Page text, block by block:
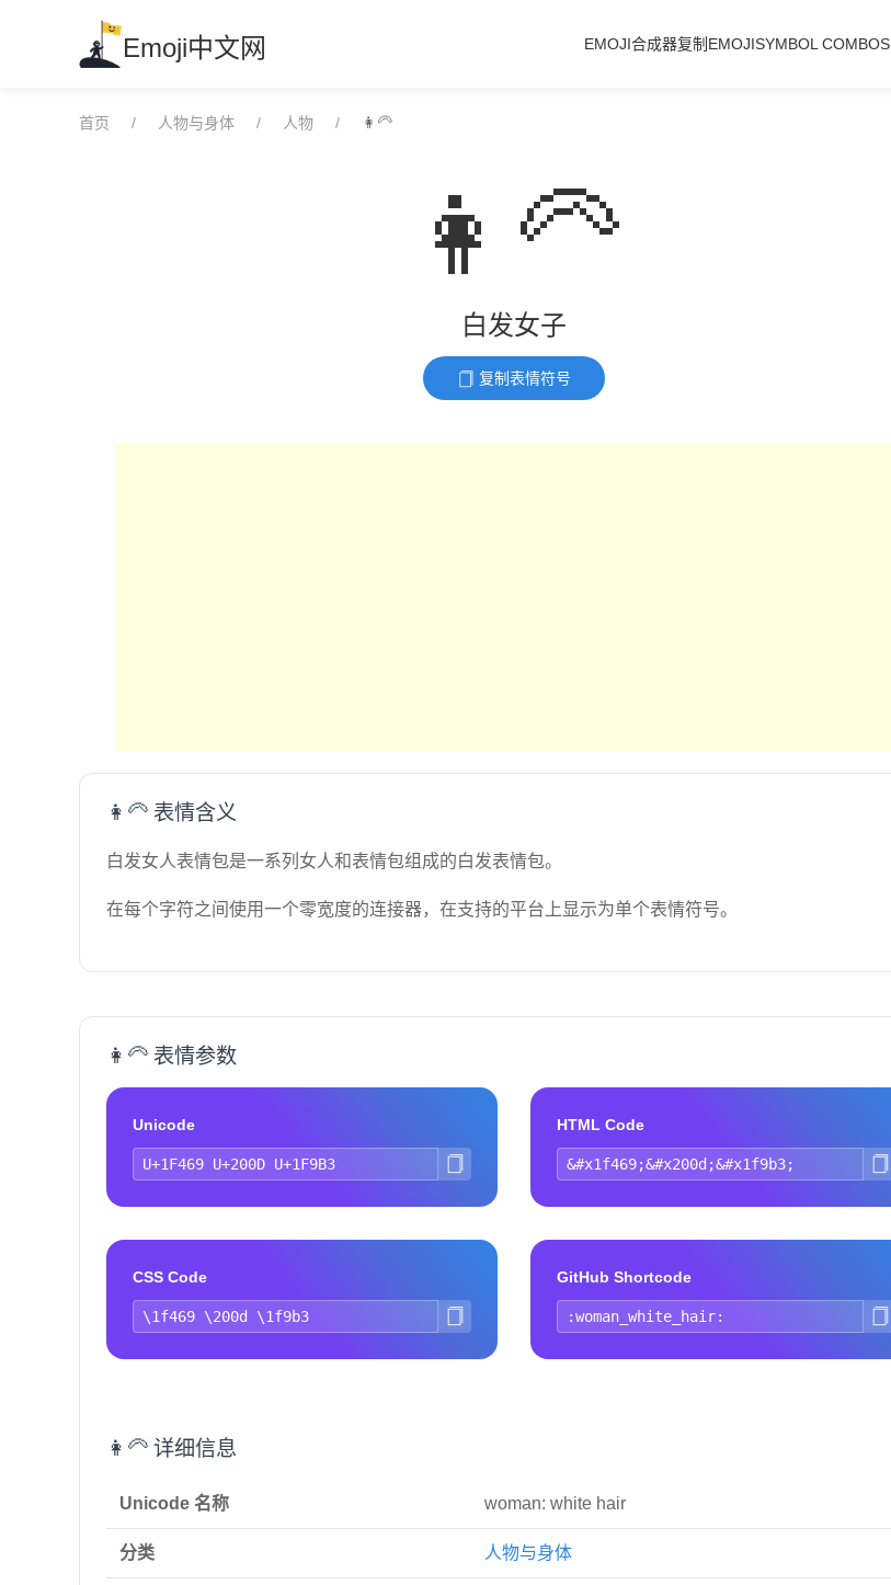
Emoji中文网 EMOJI合成器复制EMOJISYMBOL COMBOS
首页 人物与身体 人物 👩‍🦳
👩‍🦳
白发女子
复制表情符号
👩‍🦳 表情含义
白发女人表情包是一系列女人和表情包组成的白发表情包。
在每个字符之间使用一个零宽度的连接器，在支持的平台上显示为单个表情符号。
👩‍🦳 表情参数
Unicode HTML Code
CSS Code GitHub Shortcode
👩‍🦳 详细信息
Unicode 名称 woman: white hair
分类 人物与身体